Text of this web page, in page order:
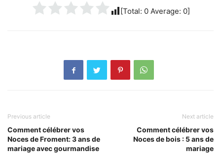
[Total: 0Average: 0]
Previous article
Comment célébrer vos
Noces de Froment: 3 ans de
mariage avec gourmandise
Next article
Comment célébrer vos
Noces de bois : 5 ans de
mariage